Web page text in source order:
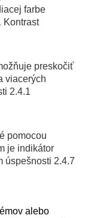
farbe
Kontrast
preskočiť
viacerých
2.4.1
pomocou
je indikátor
úspešnosti 2.4.7
alebo